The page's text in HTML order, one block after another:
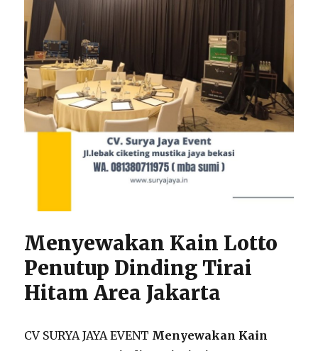
Menyewakan Kain Lotto
Penutup Dinding Tirai
Hitam Area Jakarta
CV SURYA JAYA EVENT Menyewakan Kain